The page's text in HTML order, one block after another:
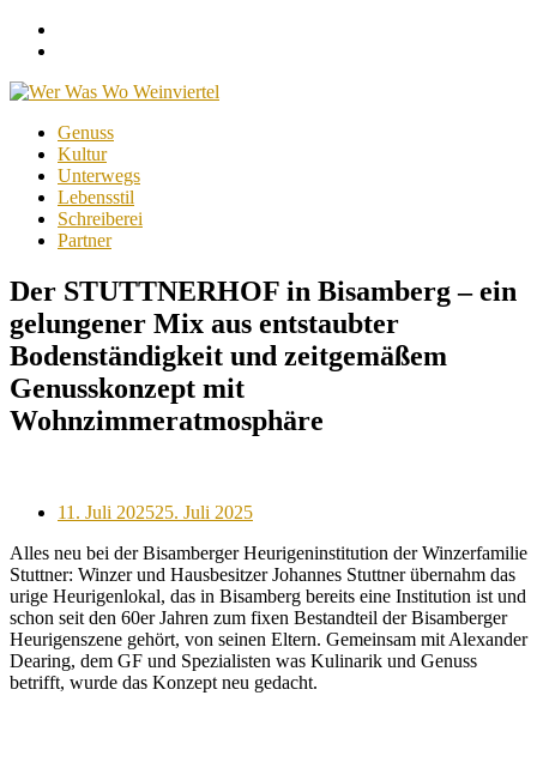
Skip
content
Genuss
Kultur
Unterwegs
Lebensstil
Schreiberei
Partner
Der STUTTNERHOF in Bisamberg – ein
gelungener Mix aus entstaubter
Bodenständigkeit und zeitgemäßem
Genusskonzept mit
Wohnzimmeratmosphäre
Posted
11. Juli 202525. Juli 2025
Alles neu bei der Bisamberger Heurigeninstitution der Winzerfamilie
Stuttner: Winzer und Hausbesitzer Johannes Stuttner übernahm das
urige Heurigenlokal, das in Bisamberg bereits eine Institution ist und
schon seit den 60er Jahren zum fixen Bestandteil der Bisamberger
Heurigenszene gehört, von seinen Eltern. Gemeinsam mit Alexander
Dearing, dem GF und Spezialisten was Kulinarik und Genuss
betrifft, wurde das Konzept neu gedacht.